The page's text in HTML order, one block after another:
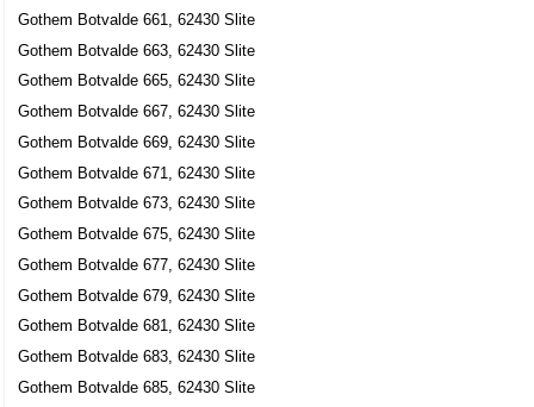
Gothem Botvalde 661, 62430 Slite
Gothem Botvalde 663, 62430 Slite
Gothem Botvalde 665, 62430 Slite
Gothem Botvalde 667, 62430 Slite
Gothem Botvalde 669, 62430 Slite
Gothem Botvalde 671, 62430 Slite
Gothem Botvalde 673, 62430 Slite
Gothem Botvalde 675, 62430 Slite
Gothem Botvalde 677, 62430 Slite
Gothem Botvalde 679, 62430 Slite
Gothem Botvalde 681, 62430 Slite
Gothem Botvalde 683, 62430 Slite
Gothem Botvalde 685, 62430 Slite